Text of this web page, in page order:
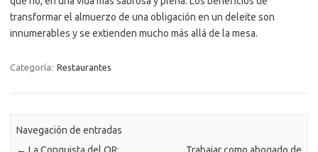
transformar el almuerzo de una obligación en un deleite son
innumerables y se extienden mucho más allá de la mesa.
Categoría: Restaurantes
Navegación de entradas